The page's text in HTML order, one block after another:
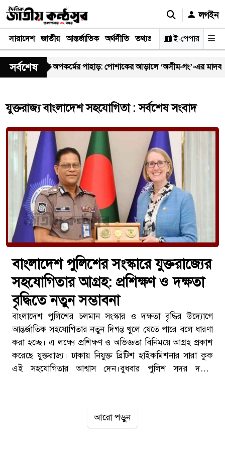
লগইন
সারাদেশ জাতীয় আন্তর্জাতিক অর্থনীতি তথ্যপ্রযুক্তি স্বাস্থ্য আইন-
ই-পেপার
সর্বশেষ
ফাঁড়িতে অপকর্মের পাহাড়: পোশাকের আড়ালে ‘অসীম-গং’-এর মাদক ও
যুক্তরাজ্য বাংলাদেশ সহযোগিতা : সর্বশেষ সংবাদ
বাংলাদেশ পুলিশের সংস্কারে যুক্তরাজ্যের
সহযোগিতার আগ্রহ: প্রশিক্ষণ ও দক্ষতা
বৃদ্ধিতে নতুন সম্ভাবনা
বাংলাদেশ পুলিশের চলমান সংস্কার ও দক্ষতা বৃদ্ধির উদ্যোগে
আন্তর্জাতিক সহযোগিতার নতুন দিগন্ত খুলে যেতে পারে বলে ধারণা
করা হচ্ছে। এ লক্ষ্যে প্রশিক্ষণ ও অভিজ্ঞতা বিনিময়ে আগ্রহ প্রকাশ
করেছে যুক্তরাজ্য। ঢাকায় নিযুক্ত ব্রিটিশ হাইকমিশনার সারা কুক
এই সহযোগিতার আশ্বাস দেন।বুধবার পুলিশ সদর দপ্তরে
সহযোগিতা আরও জোরদার করার বিষয়েও বিস্তারিত আলোচনা
আরো পড়ুন